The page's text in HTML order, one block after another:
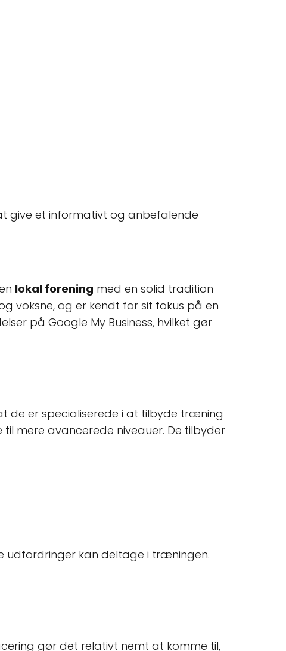
give et informativt og anbefalende
lokal forening med en solid tradition
voksne, og er kendt for sit fokus på en
på Google My Business, hvilket gør
de er specialiserede i at tilbyde træning
mere avancerede niveauer. De tilbyder
udfordringer kan deltage i træningen.
gør det relativt nemt at komme til,